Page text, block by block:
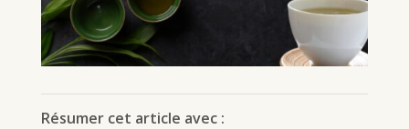
Résumer cet article avec :